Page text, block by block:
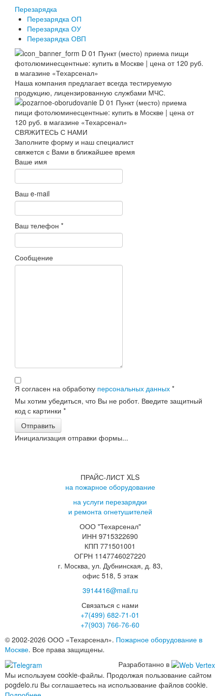
Перезарядка
Перезарядка ОП
Перезарядка ОУ
Перезарядка ОВП
Наша компания предлагает всегда тестируемую
продукцию, лицензированную службами МЧС.
СВЯЖИТЕСЬ С НАМИ
Заполните форму и наш специалист
свяжется с Вами в ближайшее время
Ваше имя
Ваш e-mail
Ваш телефон *
Сообщение
Я согласен на обработку персональных данных *
Мы хотим убедиться, что Вы не робот. Введите защитный
код с картинки *
Отправить
Инициализация отправки формы...
ПРАЙС-ЛИСТ XLS
на пожарное оборудование
на услуги перезарядки
и ремонта огнетушителей
ООО "Техарсенал"
ИНН 9715322690
КПП 771501001
ОГРН 1147746027220
г. Москва, ул. Дубнинская, д. 83,
офис 518, 5 этаж
3914416@mail.ru
Связаться с нами
+7(499) 682-71-01
+7(903) 766-76-60
© 2002-2026 ООО «Техарсенал». Пожарное оборудование в
Москве. Все права защищены.
Разработанно в
Мы используем cookie-файлы. Продолжая пользование сайтом
pogdelo.ru Вы соглашаетесь на использование файлов cookie.